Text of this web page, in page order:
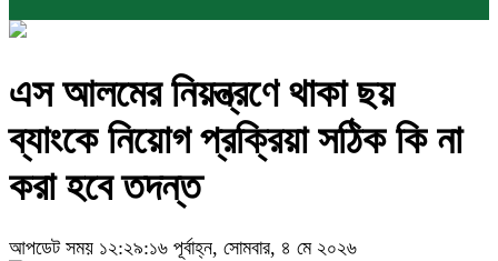
এস আলমের নিয়ন্ত্রণে থাকা ছয়
ব্যাংকে নিয়োগ প্রক্রিয়া সঠিক কি না
করা হবে তদন্ত
আপডেট সময় ১২:২৯:১৬ পূর্বাহ্ন, সোমবার, ৪ মে ২০২৬